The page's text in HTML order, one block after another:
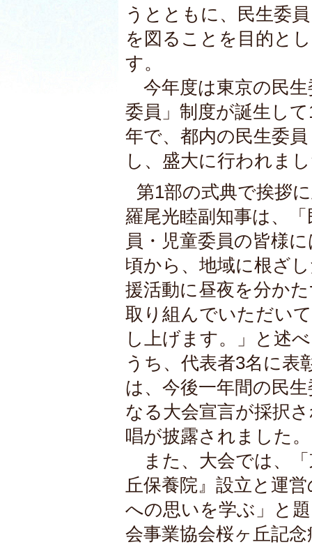
うとともに、民生委
を図ることを目的と
す。
今年度は東京の民生
委員」制度が誕生し
年で、都内の民生委
し、盛大に行われま
第1部の式典で挨拶
羅尾光睦副知事は、「
員・児童委員の皆様
頃から、地域に根ざ
援活動に昼夜を分か
取り組んでいただい
し上げます。」と述
うち、代表者3名に表
は、今後一年間の民
なる大会宣言が採択
唱が披露されました。
また、大会では、「
丘保養院』設立と運
への思いを学ぶ」と
会事業協会桜ヶ丘記